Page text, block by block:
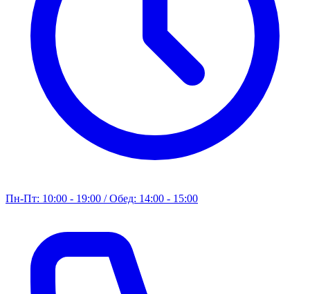
Пн-Пт: 10:00 - 19:00 / Обед: 14:00 - 15:00